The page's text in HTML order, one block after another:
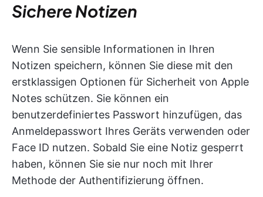
Sichere Notizen
Wenn Sie sensible Informationen in Ihren
Notizen speichern, können Sie diese mit den
erstklassigen Optionen für Sicherheit von Apple
Notes schützen. Sie können ein
benutzerdefiniertes Passwort hinzufügen, das
Anmeldepasswort Ihres Geräts verwenden oder
Face ID nutzen. Sobald Sie eine Notiz gesperrt
haben, können Sie sie nur noch mit Ihrer
Methode der Authentifizierung öffnen.